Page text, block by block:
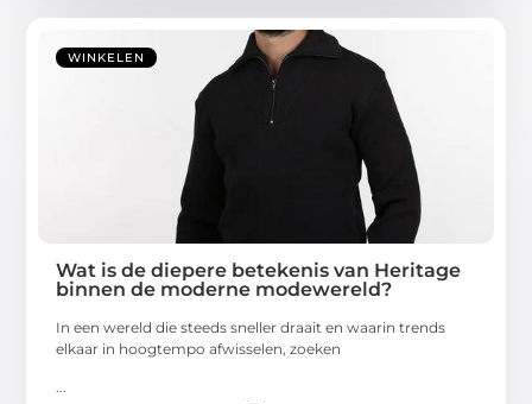
WINKELEN
Wat is de diepere betekenis van Heritage
binnen de moderne modewereld?
In een wereld die steeds sneller draait en waarin trends
elkaar in hoogtempo afwisselen, zoeken
...